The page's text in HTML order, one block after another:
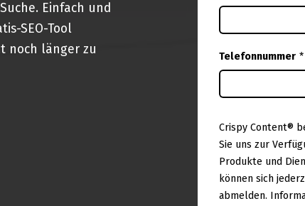
Einfach und
SEO-Tool
noch länger zu
Telefonnummer *
Crispy Content®
Sie uns zur
Produkte und
können sich
abmelden.